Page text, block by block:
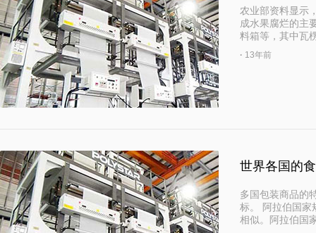
农业部资料显示
成水果腐烂的主
料箱等，其中瓦
· 13年前
世界各国的
多国包装商品的
标。 阿拉伯国家
相似。阿拉伯国